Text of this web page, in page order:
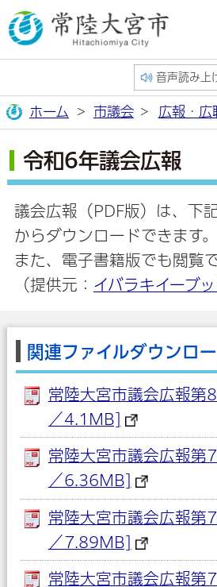
音声読み上
ホーム 市議会 広報・広
令和6年議会広報
議会広報（PDF版）は、下
からダウンロードできます。
また、電子書籍版でも閲覧で
（提供元： イバラキイーブッ
関連ファイルダウンロ
常陸大宮市議会広報第
／4.1MB]
常陸大宮市議会広報第
／6.36MB]
常陸大宮市議会広報第
／7.89MB]
常陸大宮市議会広報第